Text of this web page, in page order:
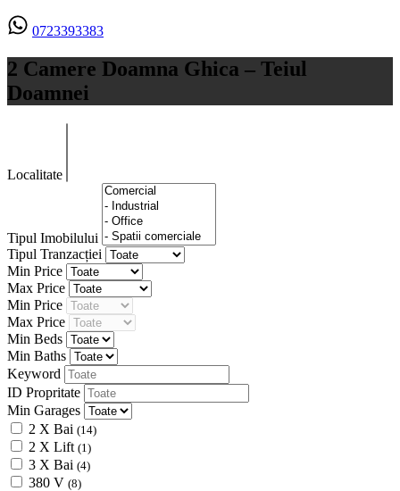
0723393383
2 Camere Doamna Ghica – Teiul
Doamnei
Localitate
Tipul Imobilului
Tipul Tranzacției
Min Price
Max Price
Min Price
Max Price
Min Beds
Min Baths
Keyword
ID Propritate
Min Garages
2 X Bai (14)
2 X Lift (1)
3 X Bai (4)
380 V (8)